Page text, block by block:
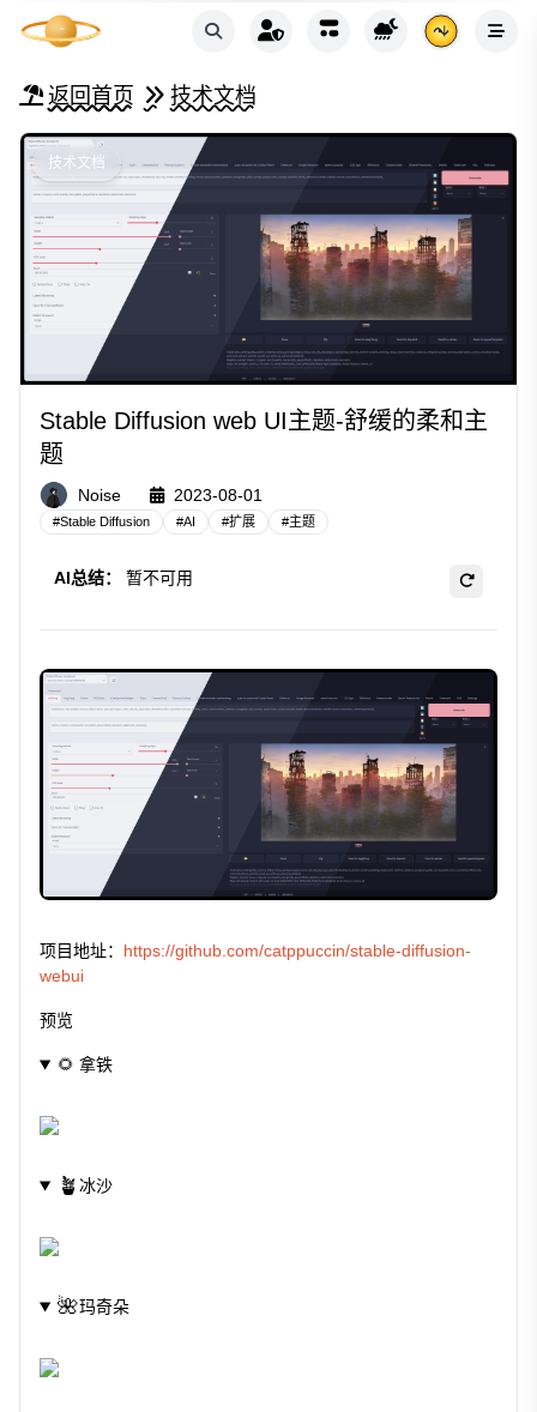
返回首页 技术文档
技术文档
Stable Diffusion web UI主题-舒缓的柔和主
题
Noise 2023-08-01
#Stable Diffusion #AI #扩展 #主题
AI总结： 暂不可用
项目地址： https://github.com/catppuccin/stable-diffusion-
webui
预览
🌻 拿铁
🪴冰沙
🌺玛奇朵